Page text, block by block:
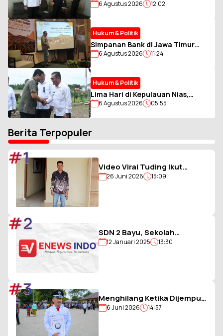
Diperkuat, Imigrasi Kediri
Asing
6 Agustus 2026 12:02
Hukum & Politik
Simpanan Bank di Jawa Timur
Bergeser ke Nominal Besar,
Tetap Dominan
6 Agustus 2026 11:24
Hukum & Politik
Lima Hari di Kepulauan Nias,
Gubernur Sumut Bawa Misi
6 Agustus 2026 05:55
Berita Terpopuler
Video Viral Tuding Ikut
Memukul, Kades
26 Juni 2026 15:09
#1
SDN 2 Bayu, Sekolah
Berjargon Guru 5G yang
12 Januari 2025 13:30
#2
Menghilang Ketika Dijemput
Paksa Polisi, Kades Balohao
6 Juni 2026 14:57
#3